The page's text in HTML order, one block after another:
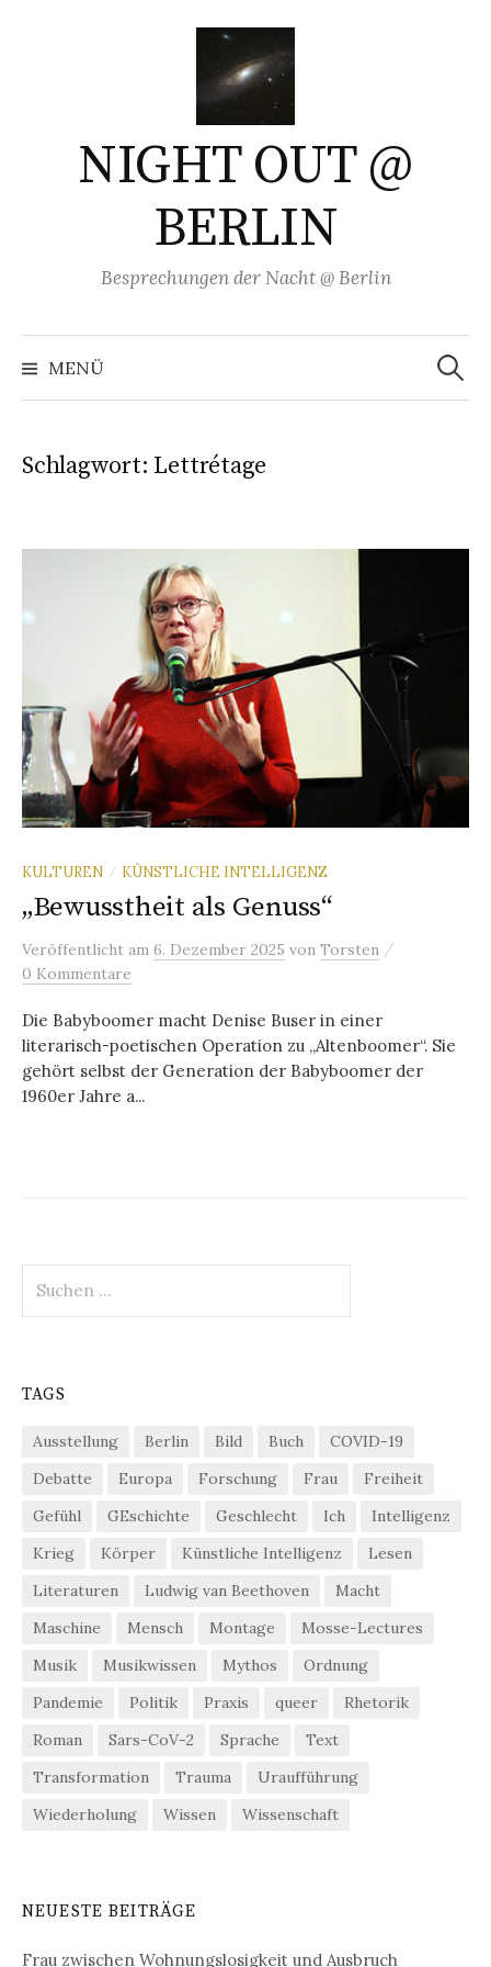
NIGHT OUT @
BERLIN
Besprechungen der Nacht @ Berlin
MENÜ
Suchen
nach:
Schlagwort: Lettrétage
KULTUREN / KÜNSTLICHE INTELLIGENZ
„Bewusstheit als Genuss“
Veröffentlicht am 6. Dezember 2025 von Torsten /
0 Kommentare
Die Babyboomer macht Denise Buser in einer
literarisch-poetischen Operation zu „Altenboomer“. Sie
gehört selbst der Generation der Babyboomer der
1960er Jahre a...
nach:
TAGS
Ausstellung Berlin Bild Buch
COVID-19
Debatte
Europa Forschung Frau
Freiheit
Gefühl
GEschichte Geschlecht Ich
Intelligenz
Krieg
Körper Künstliche Intelligenz
Lesen
Literaturen
Ludwig van Beethoven
Macht
Maschine
Mensch Montage
Mosse-Lectures
Musik
Musikwissen Mythos
Ordnung
Pandemie
Politik Praxis queer
Rhetorik
Roman
Sars-CoV-2 Sprache
Text
Transformation
Trauma
Uraufführung
Wiederholung
Wissen Wissenschaft
NEUESTE BEITRÄGE
Frau zwischen Wohnungslosigkeit und Ausbruch